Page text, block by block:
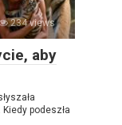
234 views
aby
podeszła